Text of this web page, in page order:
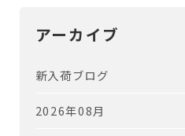
アーカイブ
新入荷ブログ
2026年08月